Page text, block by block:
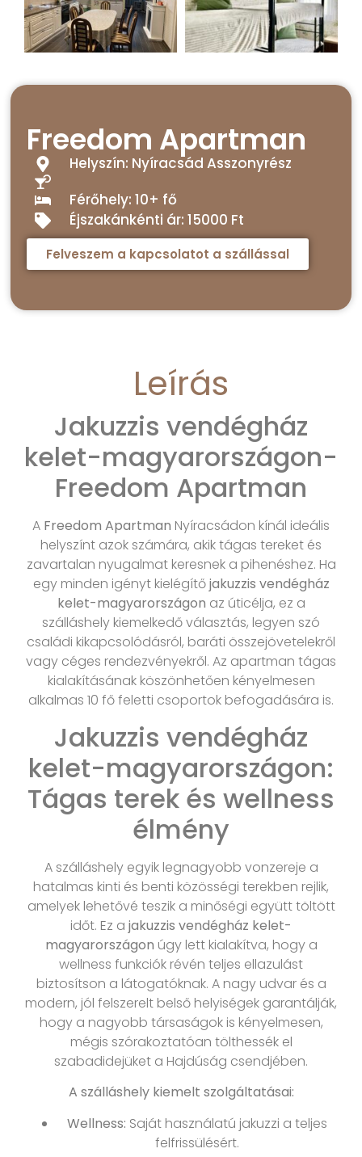
Freedom Apartman
Helyszín: Nyíracsád Asszonyrész
Férőhely: 10+ fő
Éjszakánkénti ár: 15000 Ft
Felveszem a kapcsolatot a szállással
Leírás
Jakuzzis vendégház
kelet-magyarországon-
Freedom Apartman
A Freedom Apartman Nyíracsádon kínál ideális
helyszínt azok számára, akik tágas tereket és
zavartalan nyugalmat keresnek a pihenéshez. Ha
egy minden igényt kielégítőjakuzzis vendégház
kelet-magyarországon az úticélja, ez a
szálláshely kiemelkedő választás, legyen szó
családi kikapcsolódásról, baráti összejövetelekről
vagy céges rendezvényekről. Az apartman tágas
kialakításának köszönhetően kényelmesen
alkalmas 10 fő feletti csoportok befogadására is.
Jakuzzis vendégház
kelet-magyarországon:
Tágas terek és wellness
élmény
A szálláshely egyik legnagyobb vonzereje a
hatalmas kinti és benti közösségi terekben rejlik,
amelyek lehetővé teszik a minőségi együtt töltött
időt. Ez a jakuzzis vendégház kelet-
magyarországon úgy lett kialakítva, hogy a
wellness funkciók révén teljes ellazulást
biztosítson a látogatóknak. A nagy udvar és a
modern, jól felszerelt belső helyiségek garantálják,
hogy a nagyobb társaságok is kényelmesen,
mégis szórakoztatóan tölthessék el
szabadidejüket a Hajdúság csendjében.
A szálláshely kiemelt szolgáltatásai:
Wellness: Saját használatú jakuzzi a teljes
felfrissülésért.